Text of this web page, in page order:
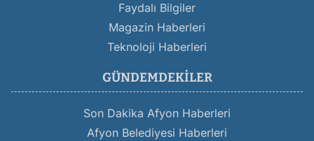
Faydalı Bilgiler
Magazin Haberleri
Teknoloji Haberleri
GÜNDEMDEKILER
Son Dakika Afyon Haberleri
Afyon Belediyesi Haberleri